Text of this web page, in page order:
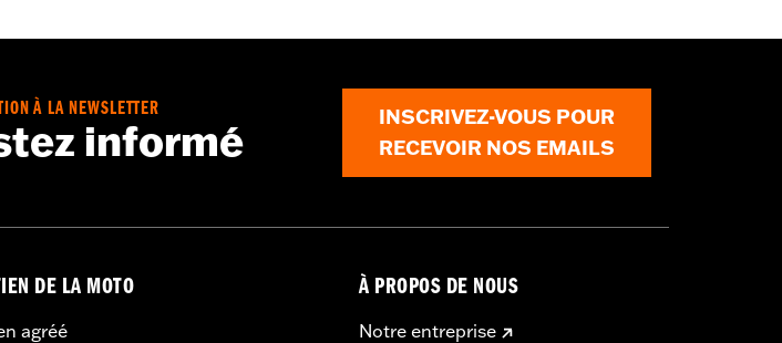
À LA NEWSLETTER
informé
INSCRIVEZ-VOUS POUR
RECEVOIR NOS EMAILS
DE LA MOTO
agréé
À PROPOS DE NOUS
Notre entreprise